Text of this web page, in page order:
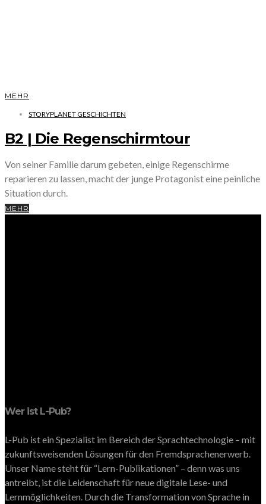
MEHR
STORYPLANET GESCHICHTEN
B2 | Die Regenschirmtour
Von seiner Familie darum gebeten, einige Regenschirme
reparieren zu lassen, macht der junge Protagonist eine peinliche
Situation durch.
MEHR
Wer ist L-Pub?
L-Pub ist ein Spezialist im Bereich der Sprachtechnologie – mit
zukunftsweisenden Lösungen für den Fremdsprachenerwerb.
Unser Name steht für “Lern-Publikationen” – denn was uns
antreibt, ist die Leidenschaft für neue digitale Lese- und
Lernmöglichkeiten. Durch die Transformation von Sprache in